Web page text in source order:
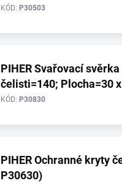
KÓD: P30503
PIHER Svařovací
čelisti=140; Plocha=30
KÓD: P30830
PIHER Ochranné kryty
P30630)